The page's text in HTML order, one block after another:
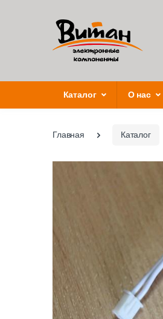
Каталог О нас
Главная Каталог